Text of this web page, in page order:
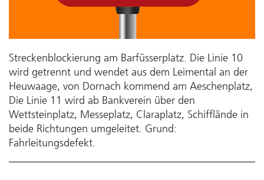
Streckenblockierung am Barfüsserplatz. Die Linie 10
wird getrennt und wendet aus dem Leimental an der
Heuwaage, von Dornach kommend am Aeschenplatz,
Die Linie 11 wird ab Bankverein über den
Wettsteinplatz, Messeplatz, Claraplatz, Schifflände in
beide Richtungen umgeleitet. Grund:
Fahrleitungsdefekt.